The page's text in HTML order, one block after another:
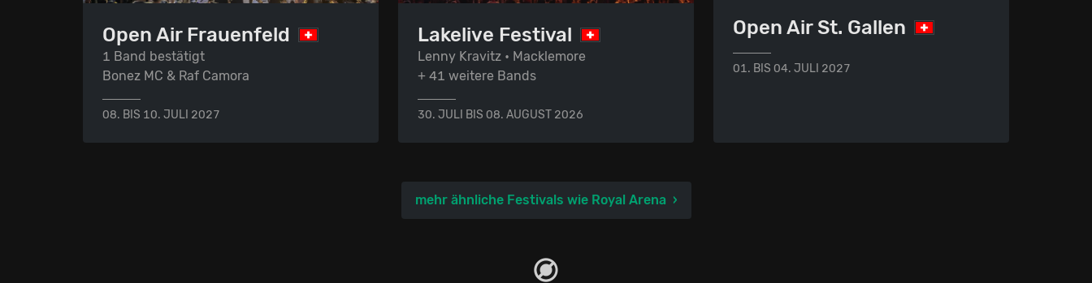
Open Air Frauenfeld
1 Band bestätigt
Bonez MC & Raf Camora
08. BIS 10. JULI 2027
Lakelive Festival
Lenny Kravitz • Macklemore
+ 41 weitere Bands
30. JULI BIS 08. AUGUST 2026
Open Air St. Gallen
01. BIS 04. JULI 2027
mehr ähnliche Festivals wie Royal Arena